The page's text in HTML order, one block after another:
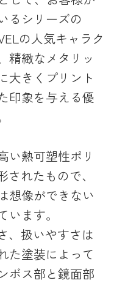
るシリーズの
の人気キャラク
精緻なメタリッ
大きくプリント
印象を与える優
い熱可塑性ポリ
れたもので、
想像ができない
ます。
、扱いやすさは
た塗装によって
ボス部と鏡面部